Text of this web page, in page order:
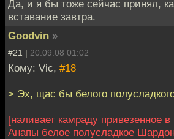
Да, и я бы тоже сейчас принял,
вставание завтра.
Goodvin »
#21 | 20.09.08 01:02
Кому: Vic, #18
> Эх, щас бы белого
[наливает камраду привезенное в
Анапы белое полусладкое